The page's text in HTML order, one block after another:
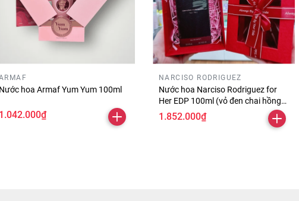
Nước hoa Armaf Yum Yum 100ml
1.042.000₫
NARCISO RODRIGUEZ
Nước hoa Narciso Rodriguez for
Her EDP 100ml (vỏ đen chai hồng
nhạt)
1.852.000₫